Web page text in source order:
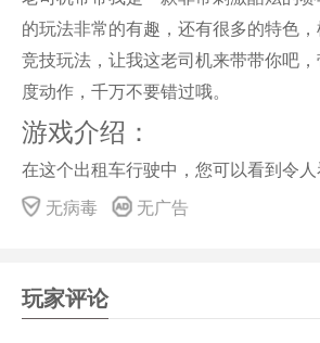
的玩法非常的有趣，还有很多的特色
竞技玩法，让我这老司机来带带你吧
度动作，千万不要错过哦。
游戏介绍：
在这个出租车行驶中，您可以看到令
境。巧妙地在这个出租车模拟器游戏
时需要定量。在越野山脉和城市交通等
大的出租车。因此，享受驾驶室驾驶
无病毒 无广告
玩家评论